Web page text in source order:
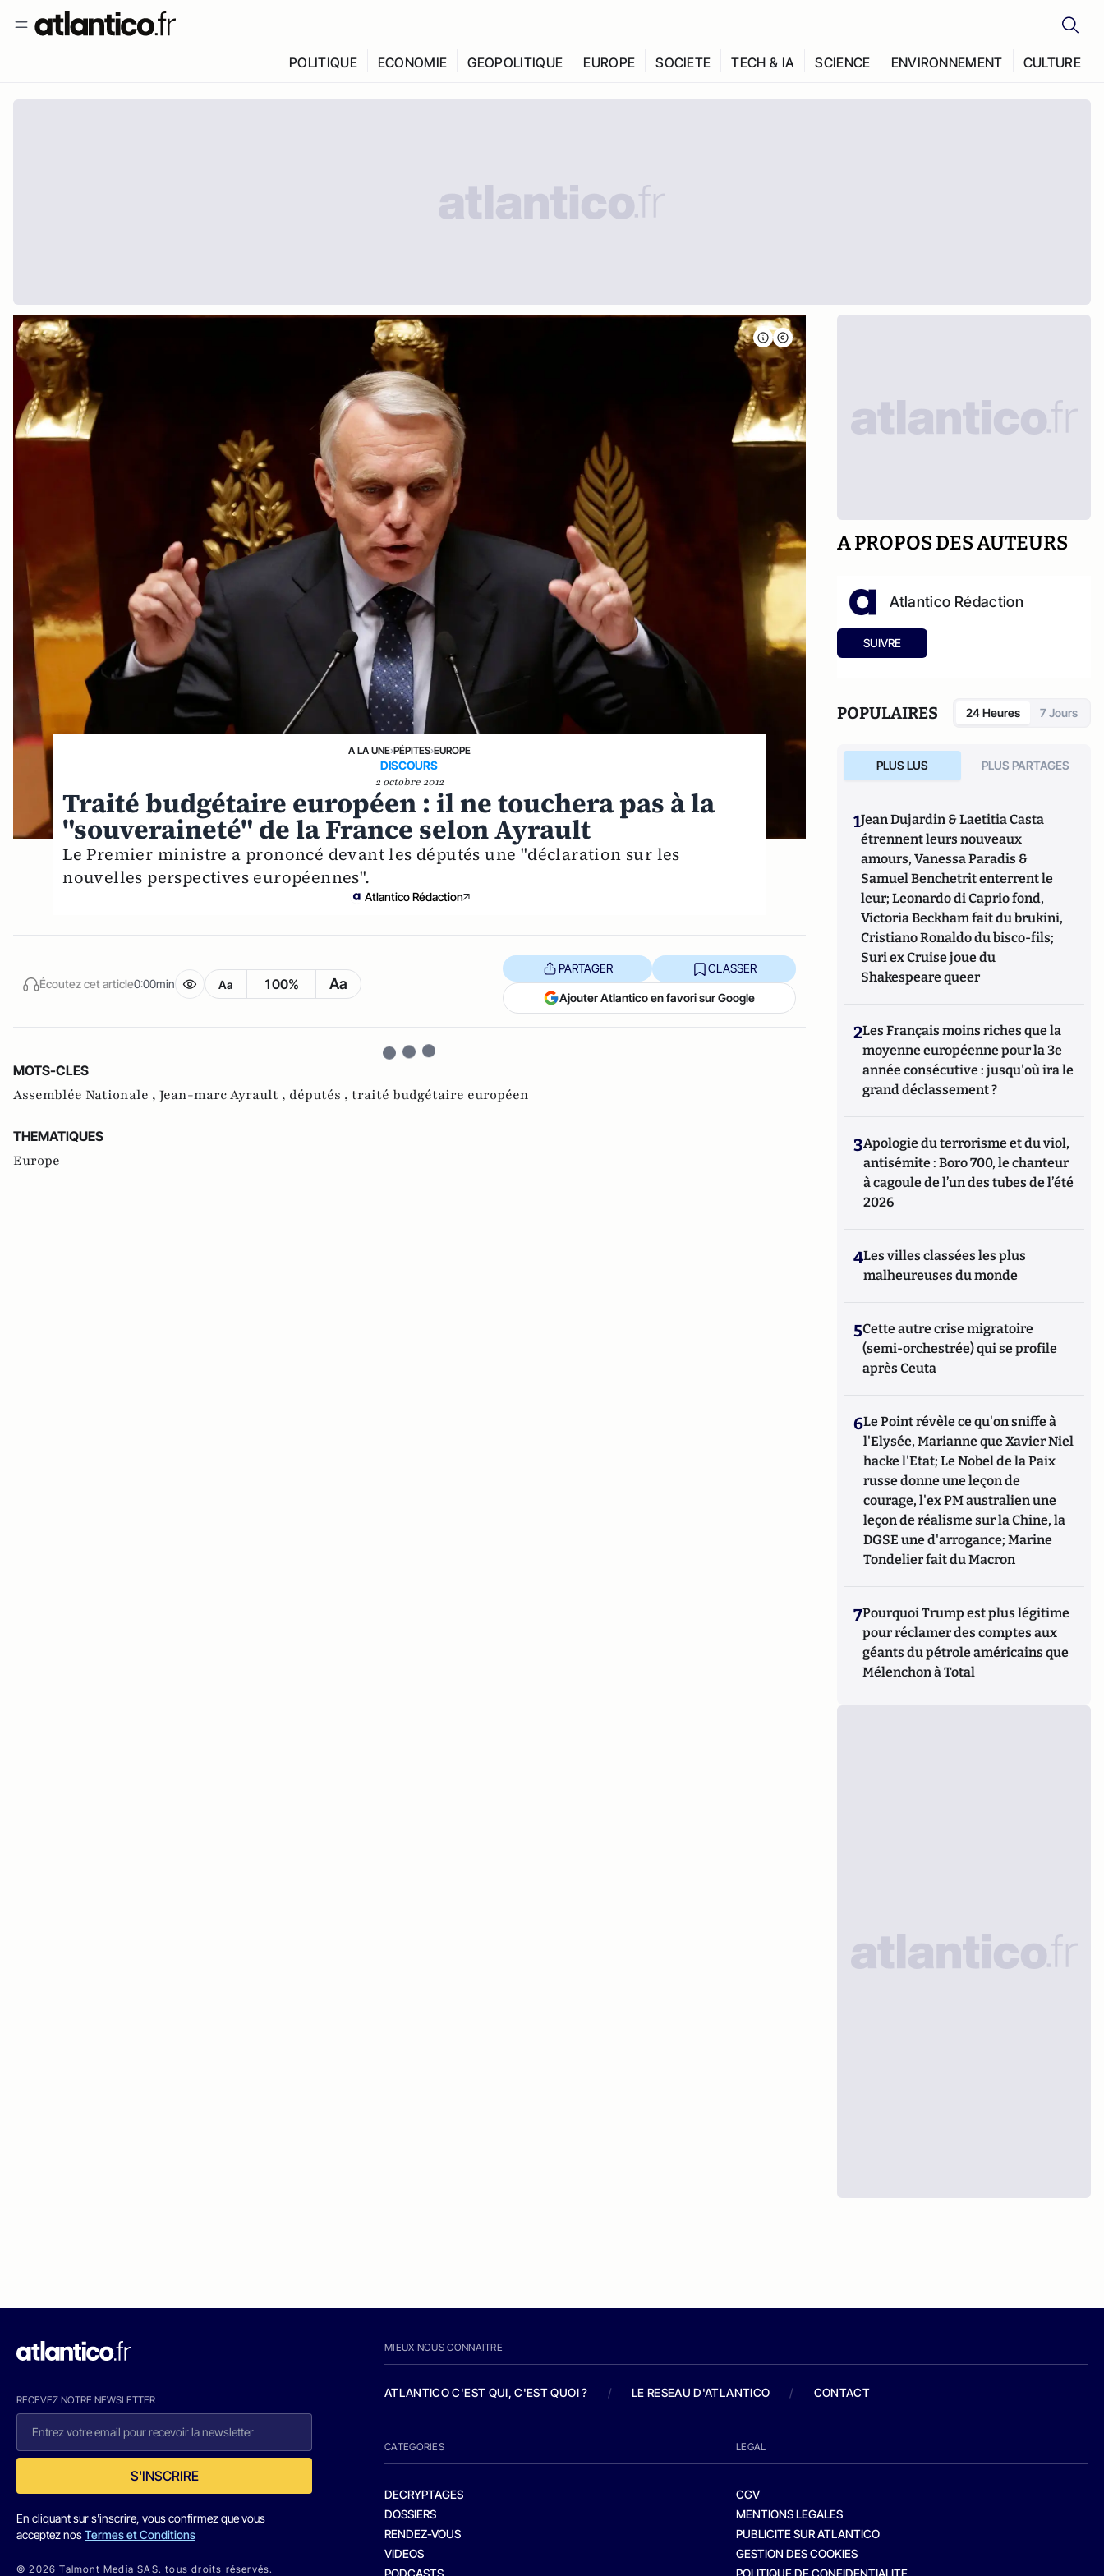
POLITIQUE ECONOMIE GEOPOLITIQUE EUROPE SOCIETE TECH & IA SCIENCE ENVIRONNEMENT CULTURE
A LA UNE›PÉPITES›EUROPE
DISCOURS
2 octobre 2012
Traité budgétaire européen : il ne touchera pas à la
"souveraineté" de la France selon Ayrault
Le Premier ministre a prononcé devant les députés une "déclaration sur les
nouvelles perspectives européennes".
Atlantico Rédaction
Écoutez cet article0:00min Aa 100% Aa
PARTAGER CLASSER
Ajouter Atlantico en favori sur Google
MOTS-CLES
Assemblée Nationale , Jean-marc Ayrault , députés , traité budgétaire européen
THEMATIQUES
Europe
A PROPOS DES AUTEURS
Atlantico Rédaction
SUIVRE
POPULAIRES 24 Heures 7 Jours
PLUS LUS PLUS PARTAGES
1Jean Dujardin & Laetitia Casta
étrennent leurs nouveaux
amours, Vanessa Paradis &
Samuel Benchetrit enterrent le
leur; Leonardo di Caprio fond,
Victoria Beckham fait du brukini,
Cristiano Ronaldo du bisco-fils;
Suri ex Cruise joue du
Shakespeare queer
2Les Français moins riches que la
moyenne européenne pour la 3e
année consécutive : jusqu'où ira le
grand déclassement ?
3Apologie du terrorisme et du viol,
antisémite : Boro 700, le chanteur
à cagoule de l’un des tubes de l’été
2026
4Les villes classées les plus
malheureuses du monde
5Cette autre crise migratoire
(semi-orchestrée) qui se profile
après Ceuta
6Le Point révèle ce qu'on sniffe à
l'Elysée, Marianne que Xavier Niel
hacke l'Etat; Le Nobel de la Paix
russe donne une leçon de
courage, l'ex PM australien une
leçon de réalisme sur la Chine, la
DGSE une d'arrogance; Marine
Tondelier fait du Macron
7Pourquoi Trump est plus légitime
pour réclamer des comptes aux
géants du pétrole américains que
Mélenchon à Total
RECEVEZ NOTRE NEWSLETTER
S'INSCRIRE
En cliquant sur s'inscrire, vous confirmez que vous
acceptez nosTermes et Conditions
© 2026 Talmont Media SAS. tous droits réservés.
MIEUX NOUS CONNAITRE
ATLANTICO C'EST QUI, C'EST QUOI ? / LE RESEAU D'ATLANTICO / CONTACT
CATEGORIES
DECRYPTAGES
DOSSIERS
RENDEZ-VOUS
VIDEOS
PODCASTS
LEGAL
CGV
MENTIONS LEGALES
PUBLICITE SUR ATLANTICO
GESTION DES COOKIES
POLITIQUE DE CONFIDENTIALITE